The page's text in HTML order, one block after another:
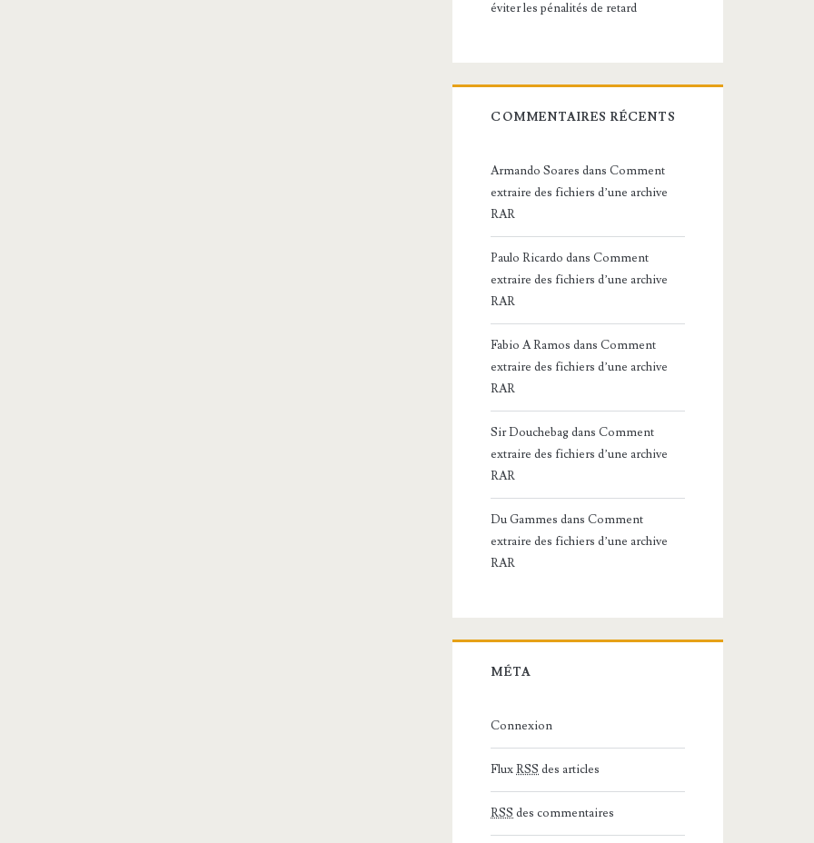
éviter les pénalités de retard
COMMENTAIRES RÉCENTS
Armando Soares dansComment
extraire des fichiers d’une archive
RAR
Paulo Ricardo dansComment
extraire des fichiers d’une archive
RAR
Fabio A Ramos dansComment
extraire des fichiers d’une archive
RAR
Sir DouchebagdansComment
extraire des fichiers d’une archive
RAR
Du Gammes dansComment
extraire des fichiers d’une archive
RAR
MÉTA
Connexion
FluxRSS des articles
RSS des commentaires